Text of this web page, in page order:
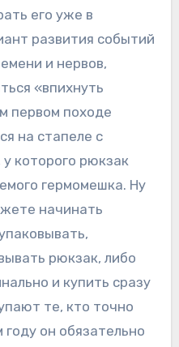
его уже в
развития событий
и нервов,
«впихнуть
первом походе
на стапеле с
которого рюкзак
гермомешка. Ну
начинать
рюкзак, либо
и купить сразу
те, кто точно
он обязательно